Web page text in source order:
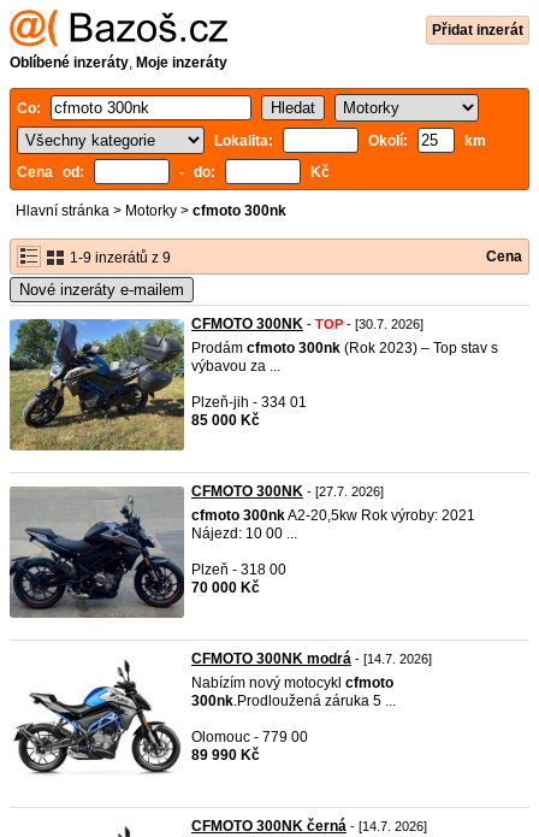
Přidat inzerát
Oblíbené inzeráty, Moje inzeráty
Co:
Lokalita:
Okolí:
km
Cena od:
- do: Kč
Hlavní stránka > Motorky > cfmoto 300nk
1-9 inzerátů z 9 Cena
Nové inzeráty e-mailem
CFMOTO 300NK - TOP - [30.7. 2026]
Prodám cfmoto 300nk (Rok 2023) – Top stav s
výbavou za ...
Plzeň-jih - 334 01
85 000 Kč
CFMOTO 300NK - [27.7. 2026]
cfmoto 300nkA2-20,5kw Rok výroby: 2021
Nájezd: 10 00 ...
Plzeň - 318 00
70 000 Kč
CFMOTO 300NK modrá - [14.7. 2026]
Nabízím nový motocykl cfmoto
300nk.Prodloužená záruka 5 ...
Olomouc - 779 00
89 990 Kč
CFMOTO 300NK černá - [14.7. 2026]